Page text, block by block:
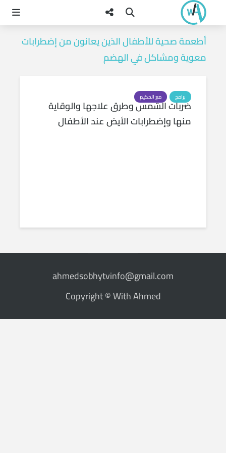
أطعمة صحية للأطفال الذين يعانون من إضطرابات
معوية ومشاكل في الهضم
برامج مع الحكيم
ضربات الشمس وطرق علاجها والوقاية
منها وإضطرابات الأيض عند الأطفال
ahmedsobhytvinfo@gmail.com
Copyright © With Ahmed